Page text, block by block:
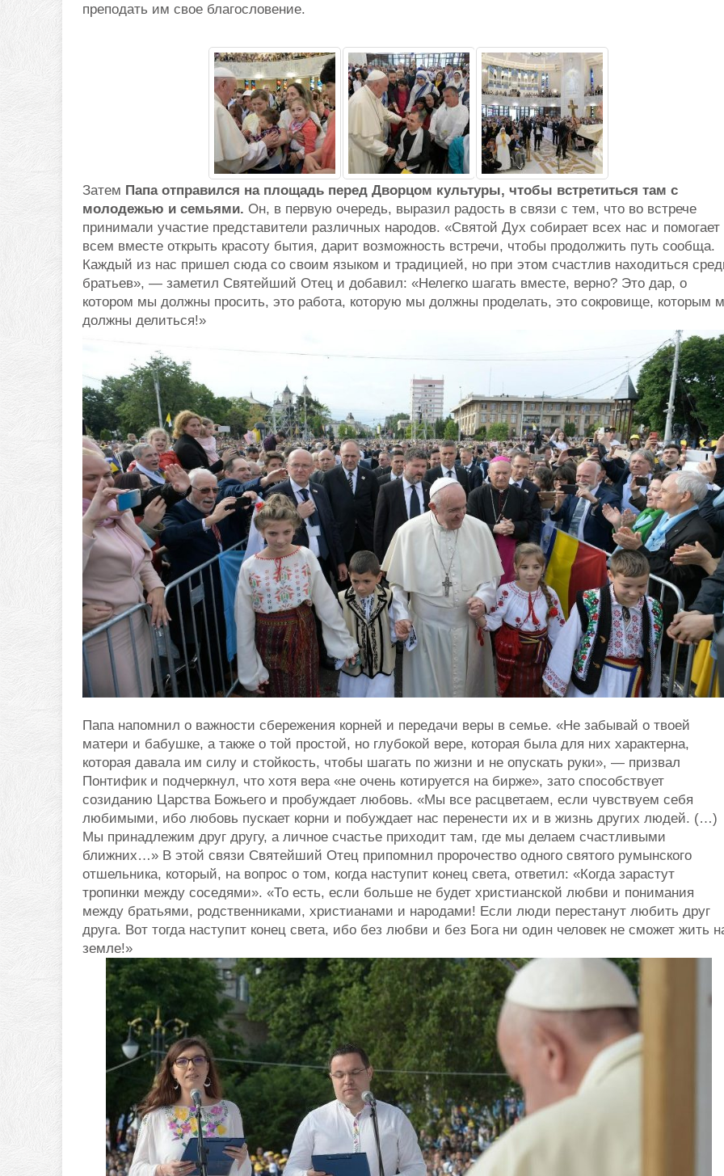
преподать им свое благословение.
Затем Папа отправился на площадь перед Дворцом культуры, чтобы встретиться там с
молодежью и семьями. Он, в первую очередь, выразил радость в связи с тем, что во встрече
принимали участие представители различных народов. «Святой Дух собирает всех нас и помогает
всем вместе открыть красоту бытия, дарит возможность встречи, чтобы продолжить путь сообща.
Каждый из нас пришел сюда со своим языком и традицией, но при этом счастлив находиться
братьев», — заметил Святейший Отец и добавил: «Нелегко шагать вместе, верно? Это дар, о
котором мы должны просить, это работа, которую мы должны проделать, это сокровище, которым
должны делиться!»
Папа напомнил о важности сбережения корней и передачи веры в семье. «Не забывай о твоей
матери и бабушке, а также о той простой, но глубокой вере, которая была для них характерна,
которая давала им силу и стойкость, чтобы шагать по жизни и не опускать руки», — призвал
Понтифик и подчеркнул, что хотя вера «не очень котируется на бирже», зато способствует
созиданию Царства Божьего и пробуждает любовь. «Мы все расцветаем, если чувствуем себя
любимыми, ибо любовь пускает корни и побуждает нас перенести их и в жизнь других людей. (…)
Мы принадлежим друг другу, а личное счастье приходит там, где мы делаем счастливыми
ближних…» В этой связи Святейший Отец припомнил пророчество одного святого румынского
отшельника, который, на вопрос о том, когда наступит конец света, ответил: «Когда зарастут
тропинки между соседями». «То есть, если больше не будет христианской любви и понимания
между братьями, родственниками, христианами и народами! Если люди перестанут любить друг
друга. Вот тогда наступит конец света, ибо без любви и без Бога ни один человек не сможет жить
земле!»